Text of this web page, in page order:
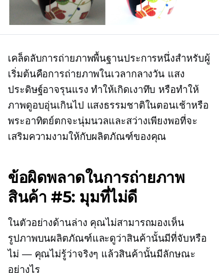
เคล็ดลับการถ่ายภาพพื้นฐานประการหนึ่งสำหรับผู้
เริ่มต้นคือการถ่ายภาพในเวลากลางวัน แสง
ประดิษฐ์อาจรุนแรง ทำให้เกิดเงาทึบ หรือทำให้
ภาพดูอบอุ่นเกินไป แสงธรรมชาติในตอนเช้าหรือ
พระอาทิตย์ตกจะนุ่มนวลและสว่างเพียงพอที่จะ
เสริมความงามให้กับผลิตภัณฑ์ของคุณ
ข้อผิดพลาดในการถ่ายภาพ
สินค้า #5: มุมที่ไม่ดี
ในตัวอย่างด้านล่าง คุณไม่สามารถมองเห็น
รูปภาพบนผลิตภัณฑ์และดูว่าสินค้านั้นมีที่จับหรือ
ไม่ — คุณไม่รู้ว่าจริงๆ แล้วสินค้านั้นมีลักษณะ
อย่างไร